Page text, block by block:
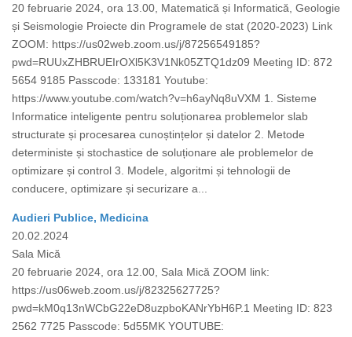
20 februarie 2024, ora 13.00, Matematică și Informatică, Geologie
și Seismologie Proiecte din Programele de stat (2020-2023) Link
ZOOM: https://us02web.zoom.us/j/87256549185?
pwd=RUUxZHBRUEIrOXl5K3V1Nk05ZTQ1dz09 Meeting ID: 872
5654 9185 Passcode: 133181 Youtube:
https://www.youtube.com/watch?v=h6ayNq8uVXM 1. Sisteme
Informatice inteligente pentru soluționarea problemelor slab
structurate și procesarea cunoștințelor și datelor 2. Metode
deterministe și stochastice de soluționare ale problemelor de
optimizare și control 3. Modele, algoritmi și tehnologii de
conducere, optimizare și securizare a...
Audieri Publice, Medicina
20.02.2024
Sala Mică
20 februarie 2024, ora 12.00, Sala Mică ZOOM link:
https://us06web.zoom.us/j/82325627725?
pwd=kM0q13nWCbG22eD8uzpboKANrYbH6P.1 Meeting ID: 823
2562 7725 Passcode: 5d55MK YOUTUBE: